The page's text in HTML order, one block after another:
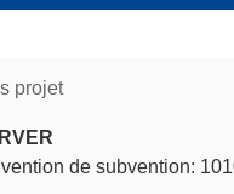
projet
de subvention: